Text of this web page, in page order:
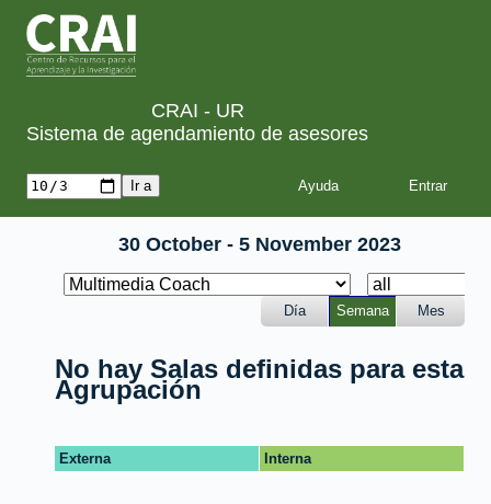
CRAI - UR
Sistema de agendamiento de asesores
Ayuda
30 October - 5 November 2023
Día Semana Mes
No hay Salas definidas para esta
Agrupación
Externa Interna